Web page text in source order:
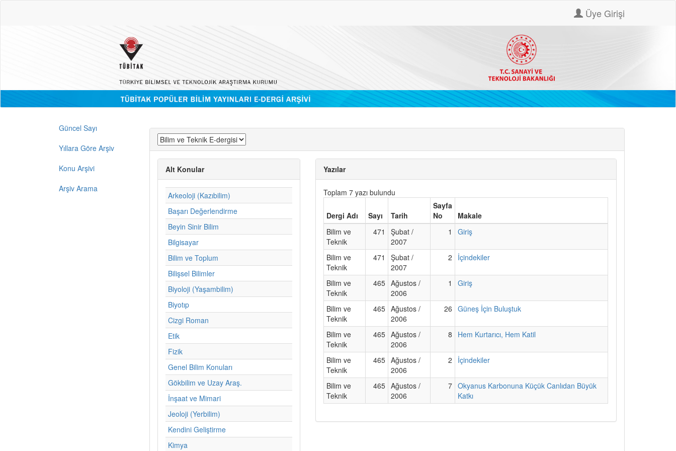
Üye Girişi
Güncel Sayı
Yıllara Göre Arşiv
Konu Arşivi
Arşiv Arama
Alt Konular
Arkeoloji (Kazıbilim)
Başarı Değerlendirme
Beyin Sinir Bilim
Bilgisayar
Bilim ve Toplum
Bilişsel Bilimler
Biyoloji (Yaşambilim)
Biyotıp
Cizgi Roman
Etik
Fizik
Genel Bilim Konuları
Gökbilim ve Uzay Araş.
İnşaat ve Mimari
Jeoloji (Yerbilim)
Kendini Geliştirme
Kimya
Yazılar
Toplam 7 yazı bulundu
Dergi Adı Sayı Tarih
Sayfa
No
Makale
Bilim ve
Teknik
471
Şubat /
2007
1 Giriş
Bilim ve
Teknik
471
Şubat /
2007
2 İçindekiler
Bilim ve
Teknik
465 Ağustos /
2006
1 Giriş
Bilim ve
Teknik
465 Ağustos /
2006
26 Güneş İçin Buluştuk
Bilim ve
Teknik
465 Ağustos /
2006
8 Hem Kurtarıcı, Hem Katil
Bilim ve
Teknik
465 Ağustos /
2006
2 İçindekiler
Bilim ve
Teknik
465 Ağustos /
2006
7 Okyanus Karbonuna Küçük Canlıdan Büyük
Katkı